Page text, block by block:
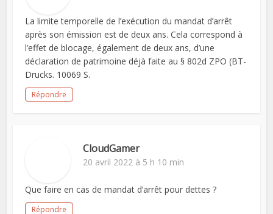
La limite temporelle de l’exécution du mandat d’arrêt
après son émission est de deux ans. Cela correspond à
l’effet de blocage, également de deux ans, d’une
déclaration de patrimoine déjà faite au § 802d ZPO (BT-
Drucks. 10069 S.
Répondre
CloudGamer
20 avril 2022 à 5 h 10 min
Que faire en cas de mandat d’arrêt pour dettes ?
Répondre